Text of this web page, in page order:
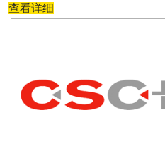
查看详细